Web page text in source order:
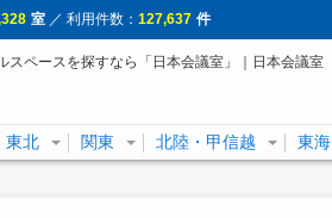
室 ／ 利用件数： 127,637 件
スペースを探すなら「日本会議室」｜日本会議室
東北 関東 北陸・甲信越 東海